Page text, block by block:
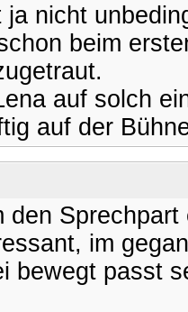
ja nicht
beim
auf solch
auf der
den
im
bewegt passt